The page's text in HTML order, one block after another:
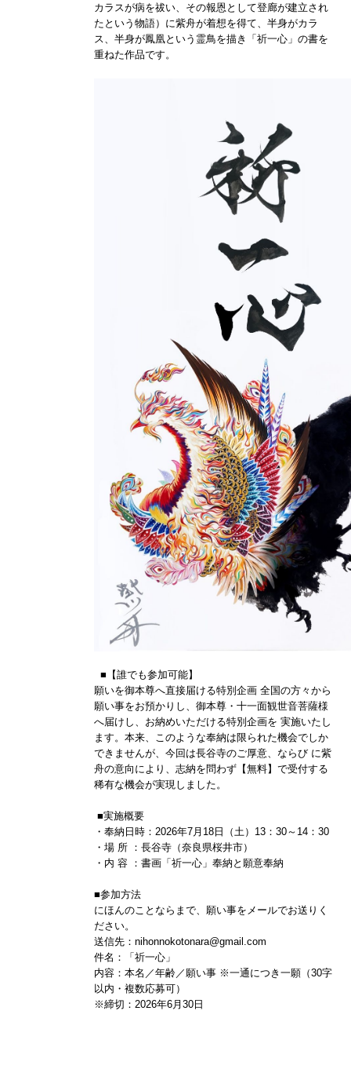
カラスが病を祓い、その報恩として登廊が建立され
たという物語）に紫舟が着想を得て、半身がカラ
ス、半身が鳳凰という霊鳥を描き「祈一心」の書を
重ねた作品です。
■【誰でも参加可能】
願いを御本尊へ直接届ける特別企画 全国の方々から
願い事をお預かりし、御本尊・十一面観世音菩薩様
へ届けし、お納めいただける特別企画を 実施いたし
ます。本来、このような奉納は限られた機会でしか
できませんが、今回は長谷寺のご厚意、ならび に紫
舟の意向により、志納を問わず【無料】で受付する
稀有な機会が実現しました。
■実施概要
・奉納日時：2026年7月18日（土）13：30～14：30
・場 所 ：長谷寺（奈良県桜井市）
・内 容 ：書画「祈一心」奉納と願意奉納
■参加方法
にほんのことならまで、願い事をメールでお送りく
ださい。
送信先：nihonnokotonara@gmail.com
件名：「祈一心」
内容：本名／年齢／願い事 ※一通につき一願（30字
以内・複数応募可）
※締切：2026年6月30日